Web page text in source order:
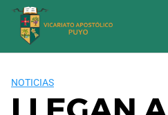
Saltar
contenido
NOTICIAS